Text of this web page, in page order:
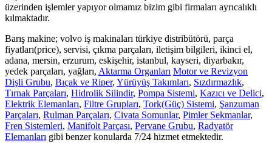
üzerinden işlemler yapıyor olmamız bizim gibi firmaları ayrıcalıklı
kılmaktadır.
Barış makine; volvo iş makinaları türkiye distribütörü, parça
fiyatları(price), servisi, çıkma parçaları, iletişim bilgileri, ikinci el,
adana, mersin, erzurum, eskişehir, istanbul, kayseri, diyarbakır,
yedek parçaları, yağları, Aktarma Organları Motor ve Revizyon
Dişli Grubu, Bıçak ve Riper, Yürüyüş Takımları, Sızdırmazlık,
Tırnak Parçaları, Hidrolik Silindir, Pompa Sistemi, Kazıcı ve Delici,
Elektrik Elemanları, Filtre Grupları, Tork(Güç) Sistemi, Şanzuman
Parçaları, Rulman Parçaları, Civata Somunlar, Pimler Sekmanlar,
Fren Sistemleri, Manifolt Parçası, Pervane Grubu, Radyatör
Elemanları gibi benzer konularda 7/24 hizmet etmektedir.